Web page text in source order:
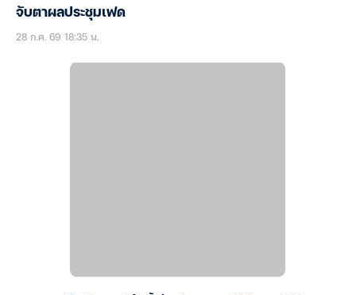
จับตาผลประชุมเฟด
28 ก.ค. 69 18:35 น.